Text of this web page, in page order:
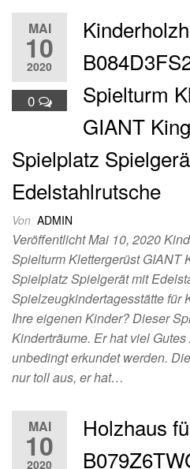
MAI
10
2020
0
Spielturm
GIANT
Spielplatz
Edelstahlrutsche
Von ADMIN
Veröffentlicht Mai 10, 2020
Spielturm Klettergerüst GIANT
Spielplatz Spielgerät mit
Spielzeugkindertagesstätte für
Ihre eigenen Kinder? Dieser
Kinderträume. Er hat viel
unbedingt erkundet werden.
nur toll aus, er hat…
MAI
10
2020
Holzhaus